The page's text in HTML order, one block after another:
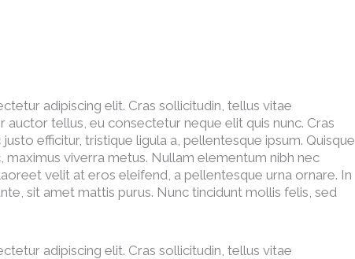
adipiscing elit. Cras sollicitudin, tellus vitae
tellus, eu consectetur neque elit quis nunc. Cras
efficitur, tristique ligula a, pellentesque ipsum. Quisque
maximus viverra metus. Nullam elementum nibh nec
velit at eros eleifend, a pellentesque urna ornare. In
sit amet mattis purus. Nunc tincidunt mollis felis, sed
adipiscing elit. Cras sollicitudin, tellus vitae